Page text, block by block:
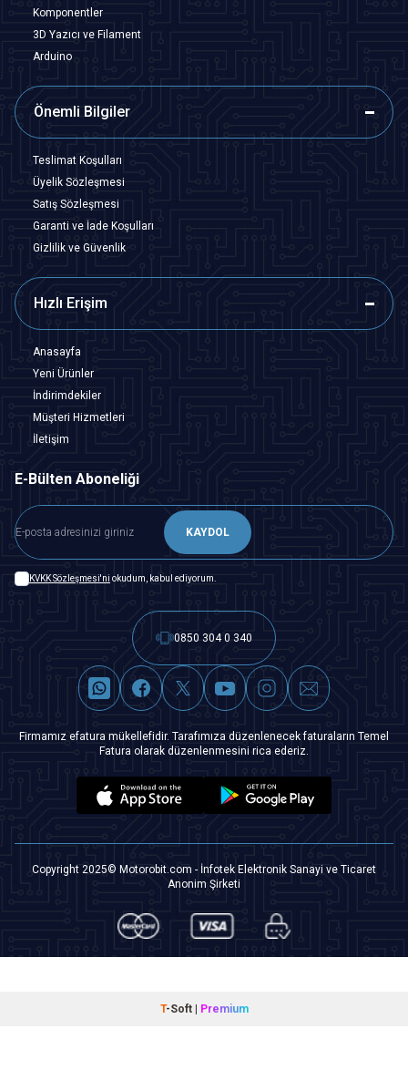
Komponentler
3D Yazıcı ve Filament
Arduino
Önemli Bilgiler
Teslimat Koşulları
Üyelik Sözleşmesi
Satış Sözleşmesi
Garanti ve İade Koşulları
Gizlilik ve Güvenlik
Hızlı Erişim
Anasayfa
Yeni Ürünler
İndirimdekiler
Müşteri Hizmetleri
İletişim
E-Bülten Aboneliği
KAYDOL
KVKK Sözleşmesi'ni okudum, kabul ediyorum.
0850 304 0 340
Firmamız efatura mükellefidir. Tarafımıza düzenlenecek faturaların Temel
Fatura olarak düzenlenmesini rica ederiz.
Copyright 2025© Motorobit.com - İnfotek Elektronik Sanayi ve Ticaret
Anonim Şirketi
T-Soft| Premium